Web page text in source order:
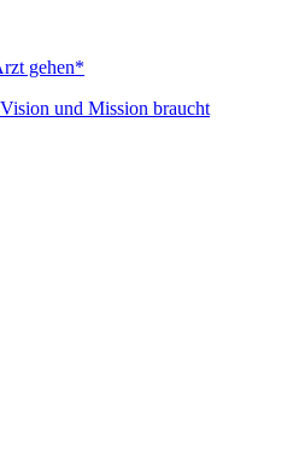
gehen*
und Mission braucht